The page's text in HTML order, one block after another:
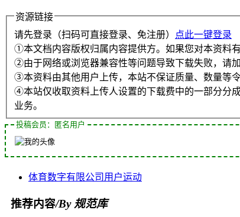
资源链接
请先登录（扫码可直接登录、免注册）
点此一键登录
①本文档内容版权归属内容提供方。如果您对本资料
②由于网络或浏览器兼容性等问题导致下载失败，请
③本资料由其他用户上传，本站不保证质量、数量等
④本站仅收取资料上传人设置的下载费中的一部分分
业务。
投稿会员：匿名用户
体育数字有限公司 用户运动
推荐内容/By 规范库